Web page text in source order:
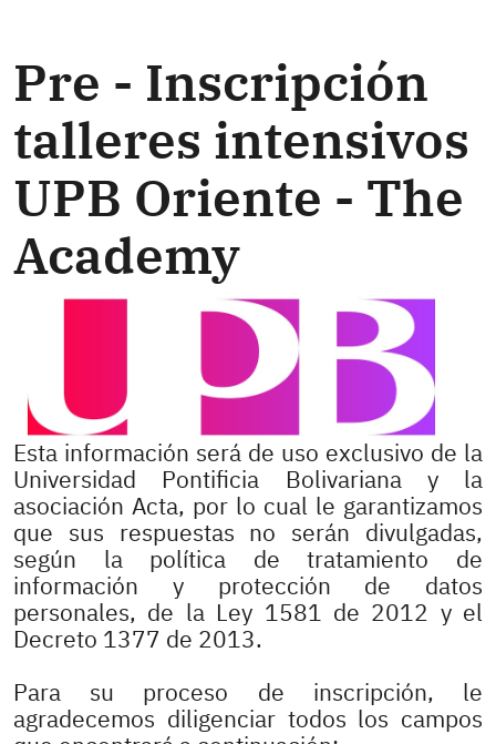
Pre - Inscripción
talleres intensivos
UPB Oriente - The
Academy
Esta información será de uso exclusivo de la
Universidad Pontificia Bolivariana y la
asociación Acta, por lo cual le garantizamos
que sus respuestas no serán divulgadas,
según la política de tratamiento de
información y protección de datos
personales, de la Ley 1581 de 2012 y el
Decreto 1377 de 2013.
Para su proceso de inscripción, le
agradecemos diligenciar todos los campos